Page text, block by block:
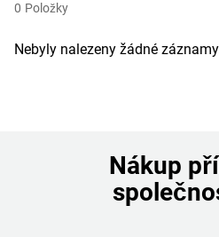
0 Položky
Nebyly nalezeny žádné
Nákup